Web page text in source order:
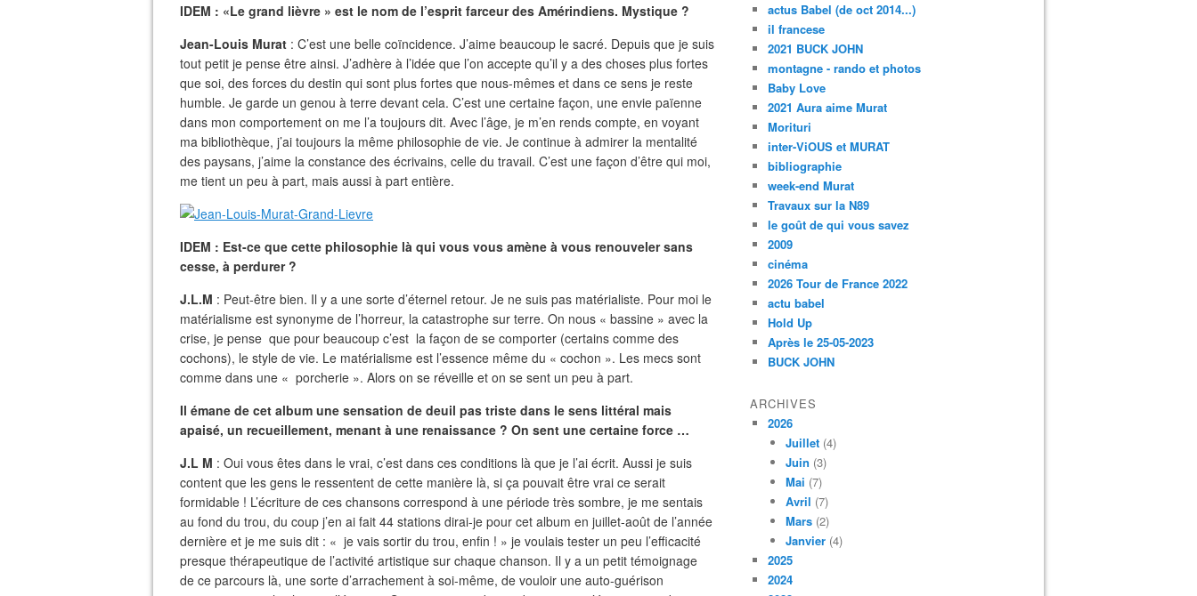
IDEM : «Le grand lièvre » est le nom de l’esprit farceur des Amérindiens. Mystique ?
Jean-Louis Murat : C’est une belle coïncidence. J’aime beaucoup le sacré. Depuis que je suis
tout petit je pense être ainsi. J’adhère à l’idée que l’on accepte qu’il y a des choses plus fortes
que soi, des forces du destin qui sont plus fortes que nous-mêmes et dans ce sens je reste
humble. Je garde un genou à terre devant cela. C’est une certaine façon, une envie païenne
dans mon comportement on me l’a toujours dit. Avec l’âge, je m’en rends compte, en voyant
ma bibliothèque, j’ai toujours la même philosophie de vie. Je continue à admirer la mentalité
des paysans, j’aime la constance des écrivains, celle du travail. C’est une façon d’être qui moi,
me tient un peu à part, mais aussi à part entière.
IDEM : Est-ce que cette philosophie là qui vous vous amène à vous renouveler sans
cesse, à perdurer ?
J.L.M : Peut-être bien. Il y a une sorte d’éternel retour. Je ne suis pas matérialiste. Pour moi le
matérialisme est synonyme de l’horreur, la catastrophe sur terre. On nous « bassine » avec la
crise, je pense que pour beaucoup c’est la façon de se comporter (certains comme des
cochons), le style de vie. Le matérialisme est l’essence même du « cochon ». Les mecs sont
comme dans une « porcherie ». Alors on se réveille et on se sent un peu à part.
Il émane de cet album une sensation de deuil pas triste dans le sens littéral mais
apaisé, un recueillement, menant à une renaissance ? On sent une certaine force …
J.L M : Oui vous êtes dans le vrai, c’est dans ces conditions là que je l’ai écrit. Aussi je suis
content que les gens le ressentent de cette manière là, si ça pouvait être vrai ce serait
formidable ! L’écriture de ces chansons correspond à une période très sombre, je me sentais
au fond du trou, du coup j’en ai fait 44 stations dirai-je pour cet album en juillet-août de l’année
dernière et je me suis dit : « je vais sortir du trou, enfin ! » je voulais tester un peu l’efficacité
presque thérapeutique de l’activité artistique sur chaque chanson. Il y a un petit témoignage
de ce parcours là, une sorte d’arrachement à soi-même, de vouloir une auto-guérison
actus Babel (de oct 2014...)
il francese
2021 BUCK JOHN
montagne - rando et photos
Baby Love
2021 Aura aime Murat
Morituri
inter-ViOUS et MURAT
bibliographie
week-end Murat
Travaux sur la N89
le goût de qui vous savez
2009
cinéma
2026 Tour de France 2022
actu babel
Hold Up
Après le 25-05-2023
BUCK JOHN
ARCHIVES
2026
Juillet (4)
Juin (3)
Mai (7)
Avril (7)
Mars (2)
Janvier (4)
2025
2024